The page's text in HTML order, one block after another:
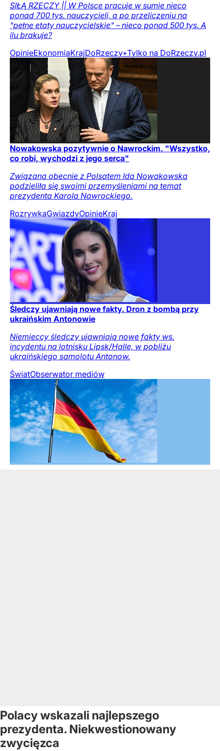
SIŁĄ RZECZY || W Polsce pracuje w sumie nieco
ponad 700 tys. nauczycieli, a po przeliczeniu na
"pełne etaty nauczycielskie" – nieco ponad 500 tys. A
ilu brakuje?
OpinieEkonomiaKrajDoRzeczy+Tylko na DoRzeczy.pl
Nowakowska pozytywnie o Nawrockim. "Wszystko,
co robi, wychodzi z jego serca"
Związana obecnie z Polsatem Ida Nowakowska
podzieliła się swoimi przemyśleniami na temat
prezydenta Karola Nawrockiego.
RozrywkaGwiazdyOpinieKraj
Śledczy ujawniają nowe fakty. Dron z bombą przy
ukraińskim Antonowie
Niemieccy śledczy ujawniają nowe fakty ws.
incydentu na lotnisku Lipsk/Halle, w pobliżu
ukraińskiego samolotu Antonow.
ŚwiatObserwator mediów
Polacy wskazali najlepszego
prezydenta. Niekwestionowany
zwycięzca